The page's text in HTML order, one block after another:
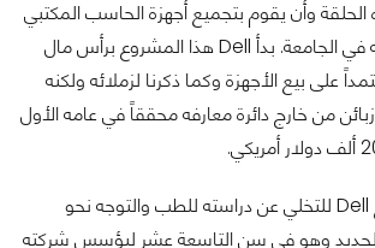
وأن يقوم بتجميع أجهزة الحاسب المكتبي
بنفسه وبيعها لزملائه في الجامعة. بدأ Dell هذا المشروع برأس مال
على بيع الأجهزة وكما ذكرنا لزملائه ولكنه
من خارج دائرة معارفه محققاً في عامه الأول
هذا النجاح الباهر دفع Dell للتخلي عن دراسته للطب والتوجه نحو
وهو في سن التاسعة عشر ليؤسس شركته